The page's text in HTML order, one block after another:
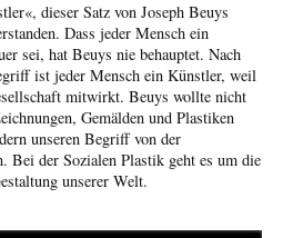
dieser Satz von Joseph Beuys
Dass jeder Mensch ein
sei, hat Beuys nie behauptet. Nach
ist jeder Mensch ein Künstler, weil
mitwirkt. Beuys wollte nicht
Gemälden und Plastiken
unseren Begriff von der
Bei der Sozialen Plastik geht es um die
unserer Welt.